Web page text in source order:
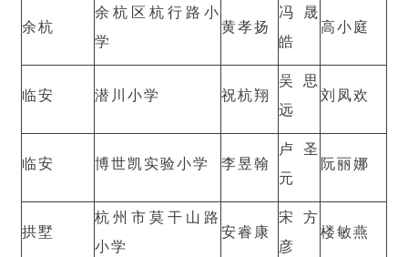
余杭
余杭区杭行路小
学
黄孝扬
冯晟
皓
高小庭
临安 潜川小学 祝杭翔
吴思
远
刘凤欢
临安 博世凯实验小学 李昱翰
卢圣
元
阮丽娜
拱墅
杭州市莫干山路
小学
安睿康
宋方
彦
楼敏燕